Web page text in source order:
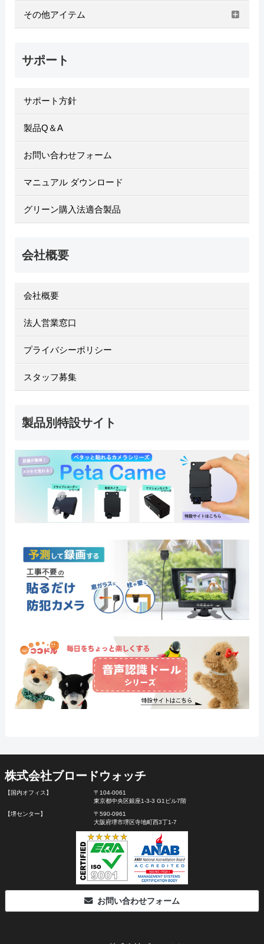
その他アイテム
サポート
サポート方針
製品Q＆A
お問い合わせフォーム
マニュアル ダウンロード
グリーン購入法適合製品
会社概要
会社概要
法人営業窓口
プライバシーポリシー
スタッフ募集
製品別特設サイト
株式会社ブロードウォッチ
【国内オフィス】
〒104-0061
東京都中央区銀座1-3-3 G1ビル7階
【堺センター】
〒590-0961
大阪府堺市堺区寺地町西3丁1-7
お問い合わせフォーム